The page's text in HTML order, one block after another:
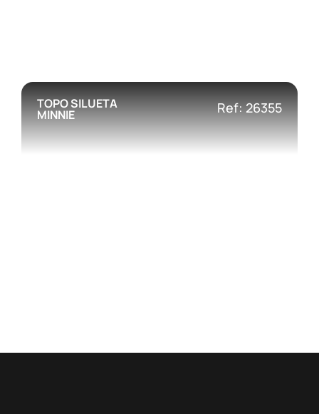
TOPO SILUETA
MINNIE Ref: 26355